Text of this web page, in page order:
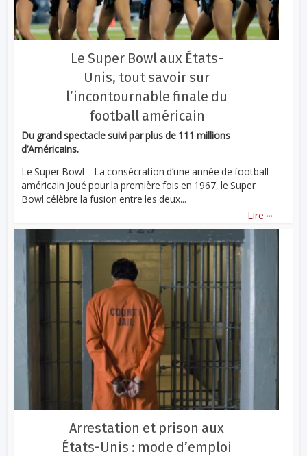
Le Super Bowl aux États-
Unis, tout savoir sur
l’incontournable finale du
football américain
Du grand spectacle suivi par plus de 111 millions
d’Américains.
Le Super Bowl – La consécration d’une année de football
américain Joué pour la première fois en 1967, le Super
Bowl célèbre la fusion entre les deux...
Lire ...
Arrestation et prison aux
États-Unis : mode d’emploi